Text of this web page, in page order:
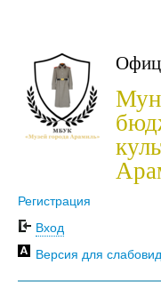
Регистрация
Вход
Версия для